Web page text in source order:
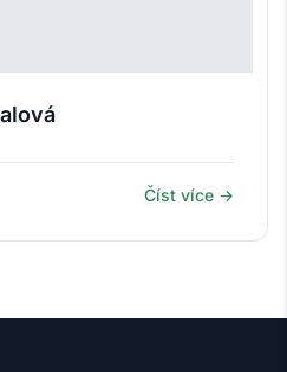
Číst více →